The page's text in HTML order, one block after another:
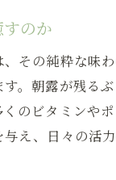
のか
その純粋な味
。朝露が残る
のビタミンや
え、日々の活力